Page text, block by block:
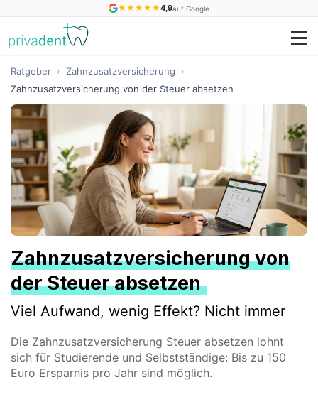
★ ★ ★ ★ ★4,9auf Google
Ratgeber › Zahnzusatzversicherung
›
Zahnzusatzversicherung von der Steuer absetzen
Zahnzusatzversicherung von
der Steuer absetzen
Viel Aufwand, wenig Effekt? Nicht immer
Die Zahnzusatzversicherung Steuer absetzen lohnt
sich für Studierende und Selbstständige: Bis zu 150
Euro Ersparnis pro Jahr sind möglich.